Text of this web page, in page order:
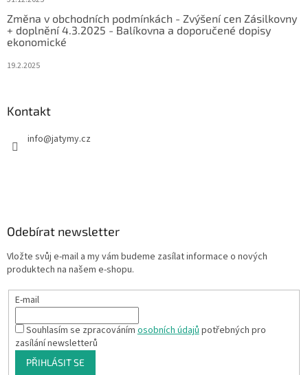
Změna v obchodních podmínkách - Zvýšení cen Zásilkovny
+ doplnění 4.3.2025 - Balíkovna a doporučené dopisy
ekonomické
19.2.2025
Kontakt
info@jatymy.cz
Odebírat newsletter
Vložte svůj e-mail a my vám budeme zasílat informace o nových
produktech na našem e-shopu.
E-mail
Souhlasím se zpracovánímosobních údajůpotřebných pro
zasílání newsletterů
PŘIHLÁSIT SE